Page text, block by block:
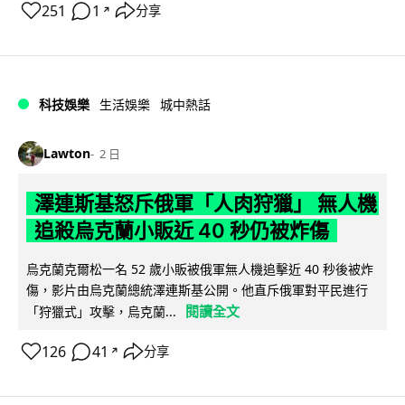
251 1 ↗ 分享
科技娛樂 生活娛樂 城中熱話
Lawton 2 日
澤連斯基怒斥俄軍「人肉狩獵」 無人機
追殺烏克蘭小販近 40 秒仍被炸傷
烏克蘭克爾松一名 52 歲小販被俄軍無人機追擊近 40 秒後被炸
傷，影片由烏克蘭總統澤連斯基公開。他直斥俄軍對平民進行
「狩獵式」攻擊，烏克蘭...
閱讀全文
126 41 ↗ 分享